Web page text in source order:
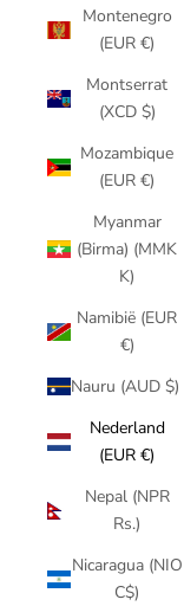
Montenegro
(EUR €)
Montserrat
(XCD $)
Mozambique
(EUR €)
Myanmar
(Birma) (MMK
K)
Namibië (EUR
€)
Nauru (AUD $)
Nederland
(EUR €)
Nepal (NPR
Rs.)
Nicaragua (NIO
C$)